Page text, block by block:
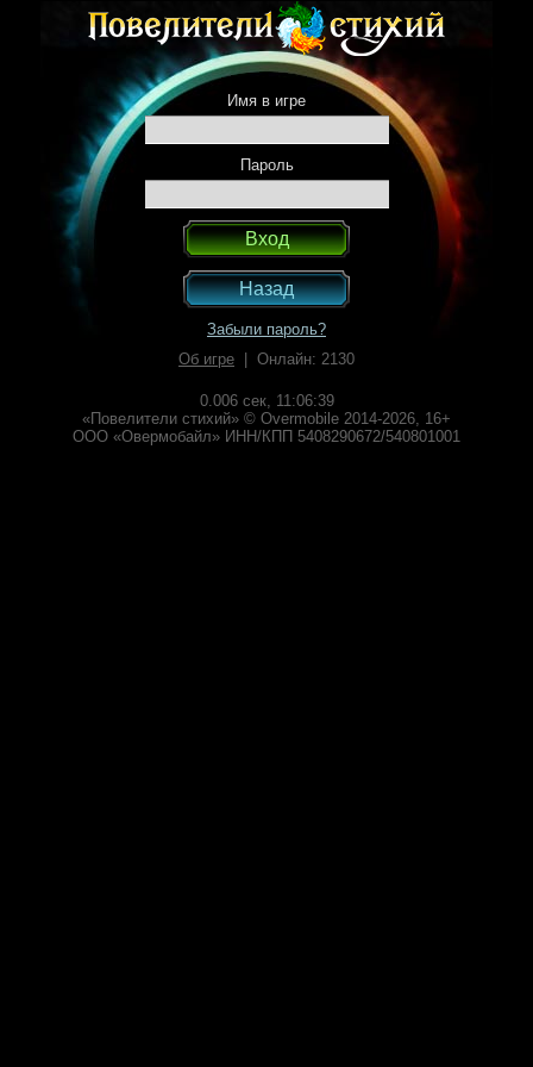
Имя в игре
Пароль
Назад
Забыли пароль?
Об игре | Онлайн: 2130
0.006 сек, 11:06:39
«Повелители стихий» © Overmobile 2014-2026, 16+
ООО «Овермобайл» ИНН/КПП 5408290672/540801001